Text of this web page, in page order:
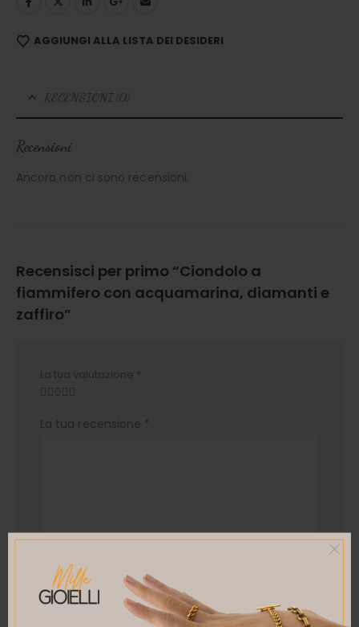
AGGIUNGI ALLA LISTA DEI DESIDERI
RECENSIONI (0)
Recensioni
Ancora non ci sono recensioni.
Recensisci per primo “Ciondolo a
fiammifero con acquamarina, diamanti e
zaffiro”
La tua valutazione *
La tua recensione *
Nome*